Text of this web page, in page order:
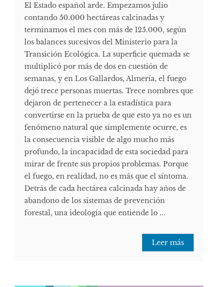
El Estado español arde. Empezamos julio
contando 50.000 hectáreas calcinadas y
terminamos el mes con más de 125.000, según
los balances sucesivos del Ministerio para la
Transición Ecológica. La superficie quemada se
multiplicó por más de dos en cuestión de
semanas, y en Los Gallardos, Almería, el fuego
dejó trece personas muertas. Trece nombres que
dejaron de pertenecer a la estadística para
convertirse en la prueba de que esto ya no es un
fenómeno natural que simplemente ocurre, es
la consecuencia visible de algo mucho más
profundo, la incapacidad de esta sociedad para
mirar de frente sus propios problemas. Porque
el fuego, en realidad, no es más que el síntoma.
Detrás de cada hectárea calcinada hay años de
abandono de los sistemas de prevención
forestal, una ideología que entiende lo ...
Leer más